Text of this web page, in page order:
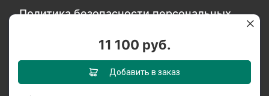
11 100 руб.
Добавить в заказ
Политика безопасности персональных
Обратитесь в службу качества